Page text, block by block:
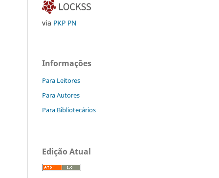
via PKP PN
Informações
Para Leitores
Para Autores
Para Bibliotecários
Edição Atual